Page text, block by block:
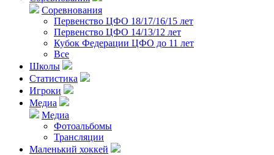
Соревнования
Первенство ЦФО 18/17/16/15 лет
Первенство ЦФО 14/13/12 лет
Кубок Федерации ЦФО до 11 лет
Все
Школы
Статистика
Игроки
Медиа
Медиа
Фотоальбомы
Трансляции
Маленький хоккей